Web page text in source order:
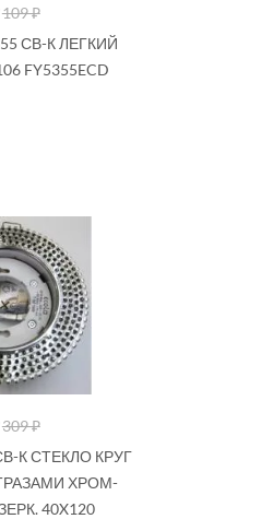
109 ₽
СВ-К ЛЕГКИЙ
FY5355ECD
309 ₽
К СТЕКЛО КРУГ
ХРОМ-
40X120